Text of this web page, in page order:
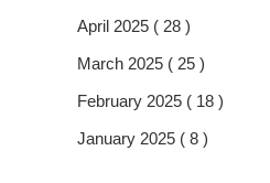
April 2025 ( 28 )
March 2025 ( 25 )
February 2025 ( 18 )
January 2025 ( 8 )